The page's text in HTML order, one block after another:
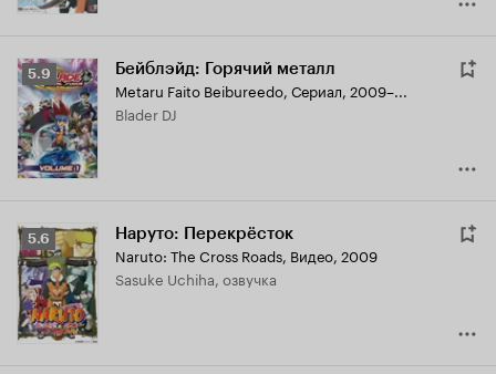
Рейтинг
Кинопоиска
5.9
5.9 Бейблэйд: Горячий металл
Metaru Faito Beibureedo, Сериал, 2009–...
Blader DJ
Рейтинг
Кинопоиска
5.6
5.6 Наруто: Перекрёсток
Naruto: The Cross Roads, Видео, 2009
Sasuke Uchiha, озвучка